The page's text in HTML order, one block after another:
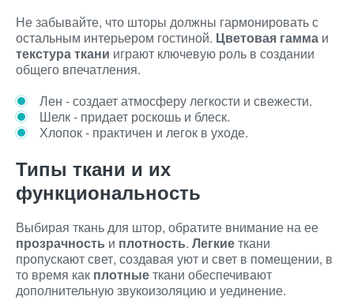
Не забывайте, что шторы должны гармонировать с
остальным интерьером гостиной. Цветовая гамма и
текстура ткани играют ключевую роль в создании
общего впечатления.
Лен - создает атмосферу легкости и свежести.
Шелк - придает роскошь и блеск.
Хлопок - практичен и легок в уходе.
Типы ткани и их
функциональность
Выбирая ткань для штор, обратите внимание на ее
прозрачность и плотность. Легкиеткани
пропускают свет, создавая уют и свет в помещении, в
то время как плотныеткани обеспечивают
дополнительную звукоизоляцию и уединение.